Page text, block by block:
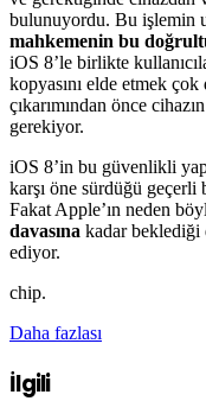
bulunuyordu. Bu işlemin
mahkemenin bu
iOS 8’le birlikte
kopyasını elde etmek
çıkarımından önce
gerekiyor.
iOS 8’in bu güvenlikli
karşı öne sürdüğü
Fakat Apple’ın neden
davasına kadar beklediği
ediyor.
chip.
Daha fazlası
İlgili